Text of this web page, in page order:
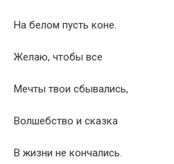
На белом пусть коне.
Желаю, чтобы все
Мечты твои сбывались,
Волшебство и сказка
В жизни не кончались.